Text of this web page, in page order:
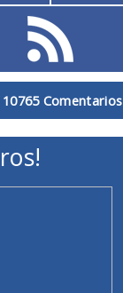
10765 Comentarios